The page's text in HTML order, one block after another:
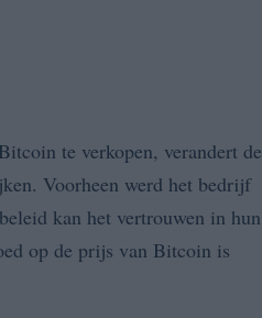
te verkopen, verandert de
Voorheen werd het bedrijf
kan het vertrouwen in hun
op de prijs van Bitcoin is